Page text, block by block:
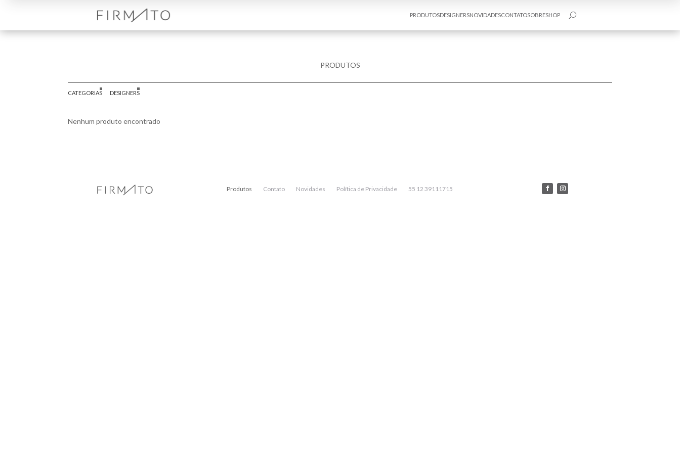
PRODUTOSDESIGNERSNOVIDADESCONTATOSOBRESHOP U
PRODUTOS
CATEGORIAS DESIGNERS
Nenhum produto encontrado
Produtos Contato Novidades Política de Privacidade 55 12 39111715